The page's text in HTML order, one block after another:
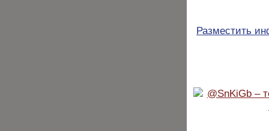
Разместить